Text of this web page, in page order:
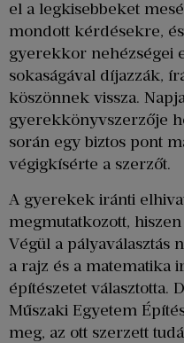
el a legkisebbeket
mondott kérdésekre,
gyerekkor nehézségei
sokaságával díjazzák,
köszönnek vissza.
gyerekkönyvszerzője
során egy biztos pont
végigkísérte a szerzőt.
A gyerekek iránti
megmutatkozott,
Végül a pályaválasztás
a rajz és a matematika
építészetet választotta.
Műszaki Egyetem
meg, az ott szerzett